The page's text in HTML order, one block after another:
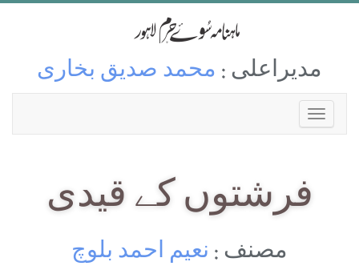
مدیراعلی : محمد صدیق بخاری
فرشتوں کے قیدی
مصنف : نعیم احمد بلوچ